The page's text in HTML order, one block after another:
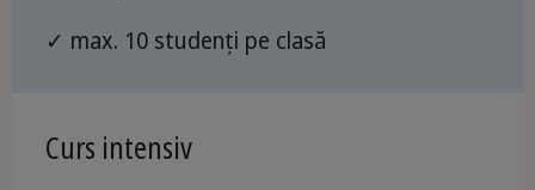
✓ max. 10 studenți pe clasă
Curs intensiv